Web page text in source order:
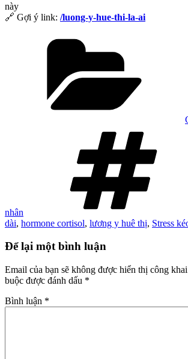
này
🔗 Gợi ý link: /luong-y-hue-thi-la-ai
nhân
dài, hormone cortisol, lương y huê thị, Stress
Để lại một bình luận
Email của bạn sẽ không được hiển thị công
buộc được đánh dấu *
Bình luận *